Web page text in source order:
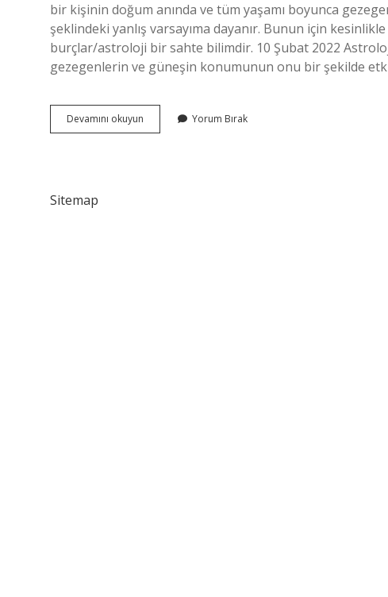
bir kişinin doğum anında ve tüm yaşamı boyunca
şeklindeki yanlış varsayıma dayanır. Bunun için
burçlar/astroloji bir sahte bilimdir. 10 Şubat 2022
gezegenlerin ve güneşin konumunun onu bir şekilde
Devamını okuyun Astroloji
Dinimizde
Yorum Bırak
Sitemap